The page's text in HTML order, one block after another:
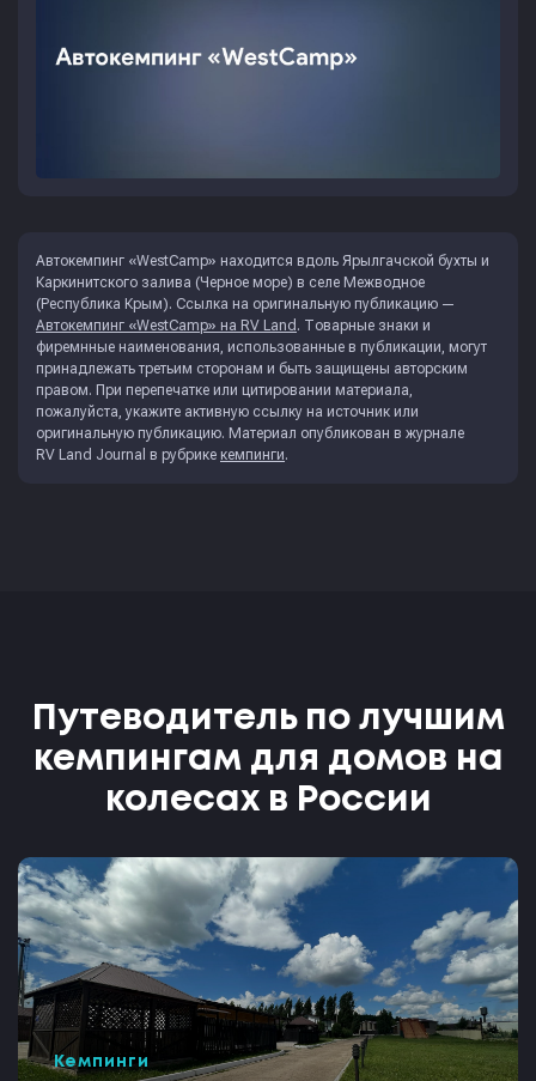
Автокемпинг «WestCamp» находится вдоль Ярылгачской бухты и
Каркинитского залива (Черное море) в селе Межводное
(Республика Крым). Ссылка на оригинальную публикацию —
Автокемпинг «WestCamp» на RV Land . Товарные знаки и
фиремнные наименования, использованные в публикации, могут
принадлежать третьим сторонам и быть защищены авторским
правом. При перепечатке или цитировании материала,
пожалуйста, укажите активную ссылку на источник или
оригинальную публикацию. Материал опубликован в журнале
RV Land Journal в рубрике кемпинги.
Путеводитель по лучшим
кемпингам для домов на
колесах в России
Кемпинги